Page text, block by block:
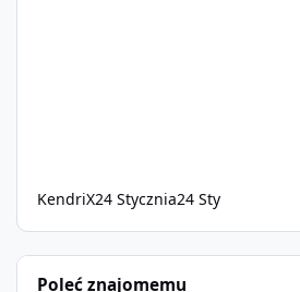
KendriX24 Stycznia24 Sty
Poleć znajomemu